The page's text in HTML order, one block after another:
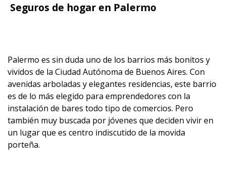
Seguros de hogar en Palermo
Palermo es sin duda uno de los barrios más bonitos y
vividos de la Ciudad Autónoma de Buenos Aires. Con
avenidas arboladas y elegantes residencias, este barrio
es de lo más elegido para emprendedores con la
instalación de bares todo tipo de comercios. Pero
también muy buscada por jóvenes que deciden vivir en
un lugar que es centro indiscutido de la movida
porteña.